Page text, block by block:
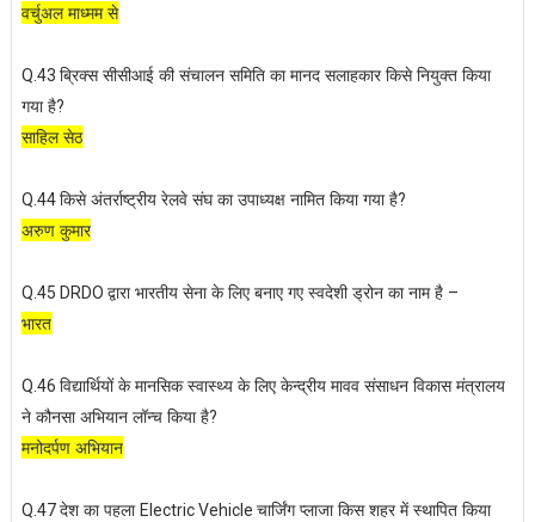
वर्चुअल माध्मम से
Q.43 ब्रिक्स सीसीआई की संचालन समिति का मानद सलाहकार किसे नियुक्त किया
गया है?
साहिल सेठ
Q.44किसे अंतर्राष्ट्रीय रेलवे संघ का उपाध्यक्ष नामित किया गया है?
अरुण कुमार
Q.45 DRDO द्वारा भारतीय सेना के लिए बनाए गए स्वदेशी ड्रोन का नाम है –
भारत
Q.46 विद्यार्थियों के मानसिक स्वास्थ्य के लिए केन्द्रीय मावव संसाधन विकास मंत्रालय
ने कौनसा अभियान लॉन्च किया है?
मनोदर्पण अभियान
Q.47देश का पहला Electric Vehicle चार्जिंग प्लाजा किस शहर में स्थापित किया